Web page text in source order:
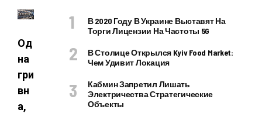
Од
на
гри
вн
а,
В 2020 Году В Украине Выставят На
Торги Лицензии На Частоты 5G
В Столице Открылся Kyiv Food Market:
Чем Удивит Локация
Кабмин Запретил Лишать
Электричества Стратегические
Объекты